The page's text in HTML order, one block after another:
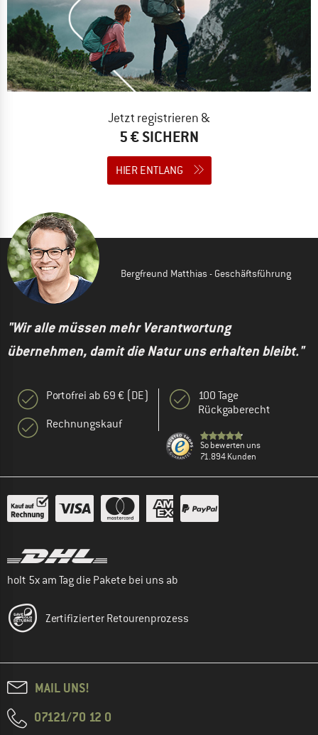
Jetzt registrieren &
5 € SICHERN
HIER ENTLANG
Bergfreund Matthias - Geschäftsführung
"Wir alle müssen mehr Verantwortung
übernehmen, damit die Natur uns erhalten bleibt."
Portofrei ab 69 € (DE)
Rechnungskauf
100 Tage
Rückgaberecht
So bewerten uns
71.894 Kunden
holt 5x am Tag die Pakete bei uns ab
Zertifizierter Retourenprozess
MAIL UNS!
07121/70 12 0